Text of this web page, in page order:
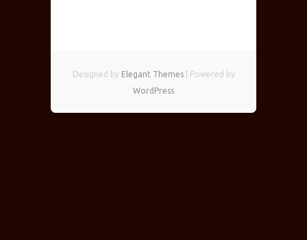
Designed by Elegant Themes| Powered by
WordPress